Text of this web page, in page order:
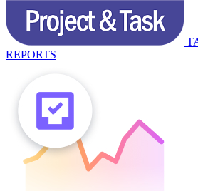
REPORTS